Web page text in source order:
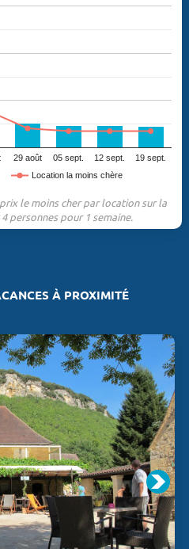
Location la moins chère
29 août 05 sept. 12 sept. 19 sept.
le moins cher par location sur la
personnes pour 1 semaine.
À PROXIMITÉ